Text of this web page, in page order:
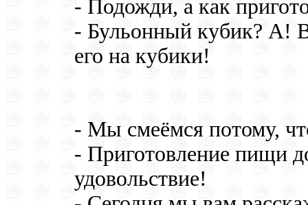
- Подожди, а как
- Бульонный кубик? А!
его на кубики!
- Мы смеёмся потому,
- Приготовление пищи
удовольствие!